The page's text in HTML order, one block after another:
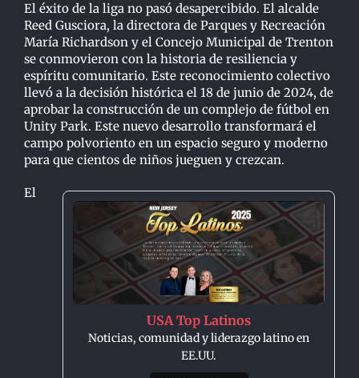
El éxito de la liga no pasó desapercibido. El alcalde
Reed Gusciora, la directora de Parques y Recreación
María Richardson y el Concejo Municipal de Trenton
se conmovieron con la historia de resiliencia y
espíritu comunitario. Este reconocimiento colectivo
llevó a la decisión histórica el 18 de junio de 2024, de
aprobar la construcción de un complejo de fútbol en
Unity Park. Este nuevo desarrollo transformará el
campo polvoriento en un espacio seguro y moderno
para que cientos de niños jueguen y crezcan.
USA Top Latinos
Noticias, comunidad y liderazgo latino en
EE.UU.
El